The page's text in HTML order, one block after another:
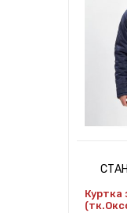
Куртка